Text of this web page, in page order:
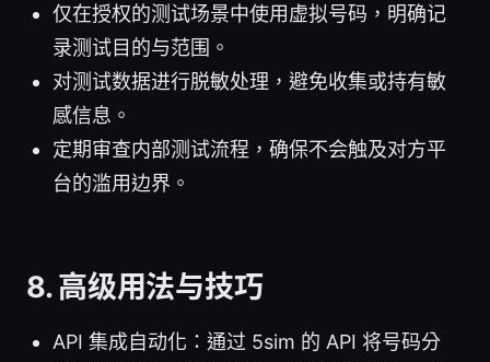
仅在授权的测试场景中使用虚拟号码，明确记
录测试目的与范围。
对测试数据进行脱敏处理，避免收集或持有敏
感信息。
定期审查内部测试流程，确保不会触及对方平
台的滥用边界。
8. 高级用法与技巧
API 集成自动化：通过 5sim 的 API 将号码分